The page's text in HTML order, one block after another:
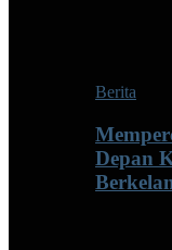
Berita
Depan